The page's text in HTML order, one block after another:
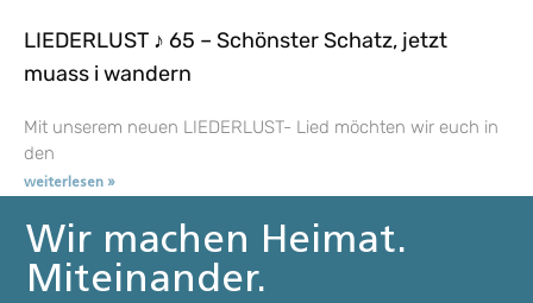
LIEDERLUST ♪ 65 – Schönster Schatz, jetzt
muass i wandern
Mit unserem neuen LIEDERLUST- Lied möchten wir euch in
den
weiterlesen »
Wir machen Heimat.
Miteinander.